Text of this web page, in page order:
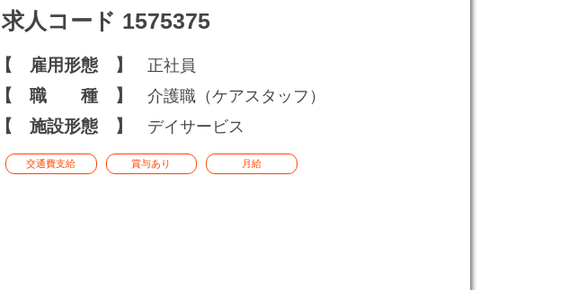
交通費支給 賞与あり 月給
求人コード 1575375
【 雇用形態 】 正社員
【 職 種 】 介護職（ケアスタッフ）
【 施設形態 】 デイサービス